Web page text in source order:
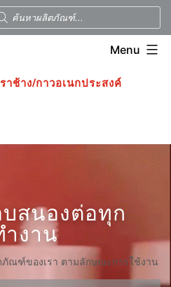
Menu
าช้าง/กาวอเนกประสงค์
สนองต่อทุก
งาน
ภัณฑ์ของเรา ตามลักษณะการใช้งาน